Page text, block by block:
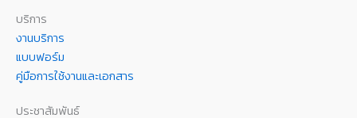
บริการ
งานบริการ
แบบฟอร์ม
คู่มือการใช้งานและเอกสาร
ประชาสัมพันธ์